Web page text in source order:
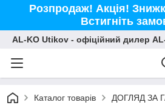
Розпродаж! Акція!
Встигніть
AL-KO Utikov - офіційний дилер AL-
Каталог товарів ДОГЛЯД ЗА